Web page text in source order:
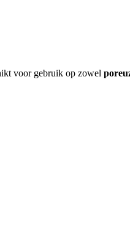
voor gebruik op zowel